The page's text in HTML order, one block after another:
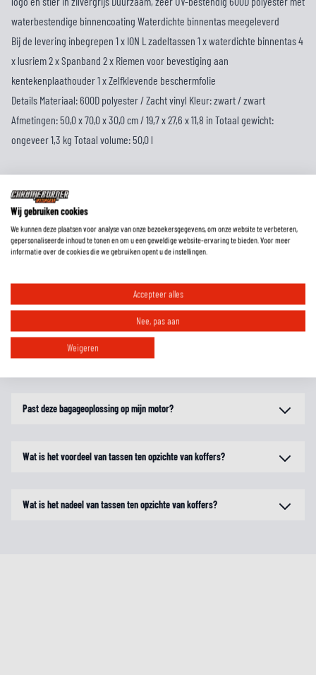
waterbestendige binnencoating Waterdichte binnentas meegeleverd
Bij de levering inbegrepen 1 x ION L zadeltassen 1 x waterdichte binnentas 4
x lusriem 2 x Spanband 2 x Riemen voor bevestiging aan
kentekenplaathouder 1 x Zelfklevende beschermfolie
Details Materiaal: 600D polyester / Zacht vinyl Kleur: zwart / zwart
Afmetingen: 50,0 x 70,0 x 30,0 cm / 19,7 x 27,6 x 11,8 in Totaal gewicht:
ongeveer 1,3 kg Totaal volume: 50,0 l
MAATTABEL
REVIEWS
Wat is het voordeel van een tanktas met een tanklocksysteem?
Past deze bagageoplossing op mijn motor?
Wat is het voordeel van tassen ten opzichte van koffers?
Wat is het nadeel van tassen ten opzichte van koffers?
Wij gebruiken cookies
We kunnen deze plaatsen voor analyse van onze bezoekersgegevens, om onze website te verbeteren,
gepersonaliseerde inhoud te tonen en om u een geweldige website-ervaring te bieden. Voor meer
informatie over de cookies die we gebruiken opent u de instellingen.
Accepteer alles
Nee, pas aan
Weigeren